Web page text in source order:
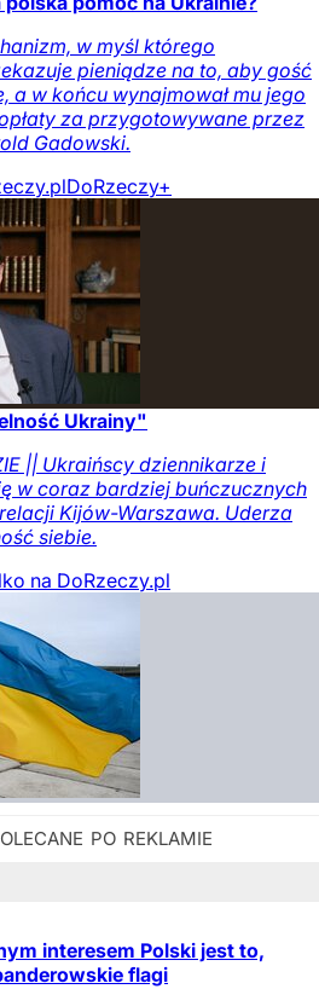
w myśl którego
pieniądze na to, aby gość
a w końcu wynajmował mu jego
za przygotowywane przez
Gadowski.
DoRzeczy+
Ukrainy"
|| Ukraińscy dziennikarze i
w coraz bardziej buńczucznych
Kijów-Warszawa. Uderza
siebie.
na DoRzeczy.pl
interesem Polski jest to,
flagi